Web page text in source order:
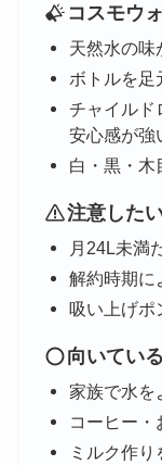
コスモウ
天然水の味
ボトルを足
チャイルド
安心感が強
白・黒・木
注意した
月24L未満
解約時期に
吸い上げポ
向いてい
家族で水を
コーヒー・
ミルク作